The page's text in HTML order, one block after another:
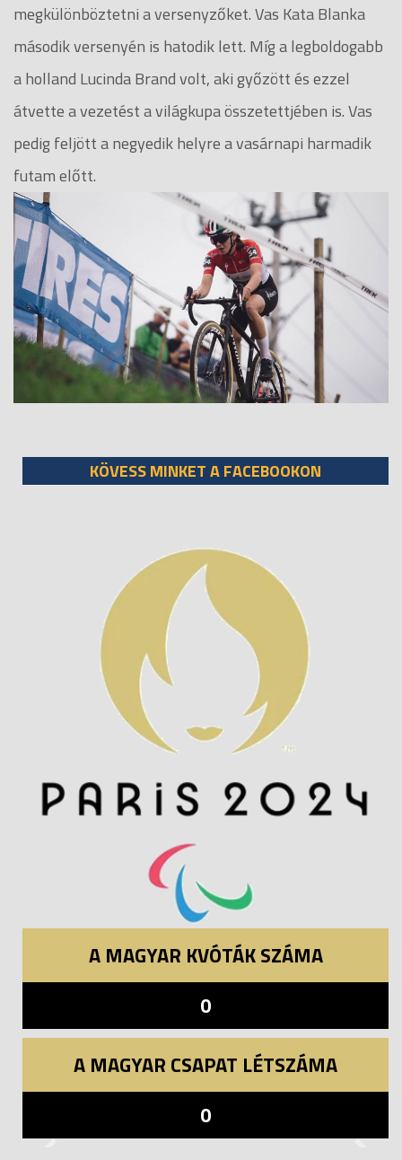
megkülönböztetni a versenyzőket. Vas Kata Blanka
második versenyén is hatodik lett. Míg a legboldogabb
a holland Lucinda Brand volt, aki győzött és ezzel
átvette a vezetést a világkupa összetettjében is. Vas
pedig feljött a negyedik helyre a vasárnapi harmadik
futam előtt.
KÖVESS MINKET A FACEBOOKON
A MAGYAR KVÓTÁK SZÁMA
0
A MAGYAR CSAPAT LÉTSZÁMA
0